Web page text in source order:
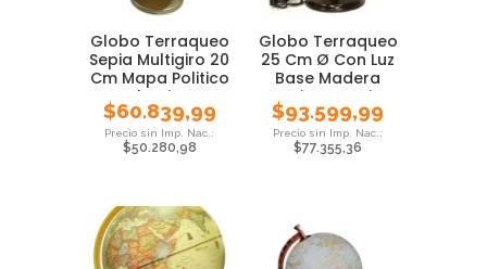
Globo Terraqueo
Sepia Multigiro 20
Cm Mapa Politico
Plastico
$60.839,99
$50.280,98
Globo Terraqueo
25 Cm Ø Con Luz
Base Madera
Antiguo Sepia
$93.599,99
$77.355,36